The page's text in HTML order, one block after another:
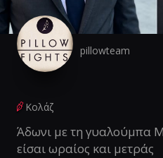
pillowteam
Κολάζ
Άδωνι με τη γυαλούμπα
είσαι ωραίος και μετράς